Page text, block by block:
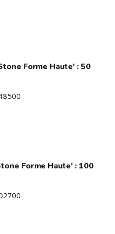
Forme Haute' : 50
Forme Haute' : 100